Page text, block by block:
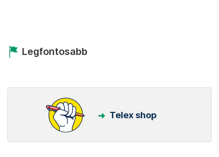
Legfontosabb
Telex shop